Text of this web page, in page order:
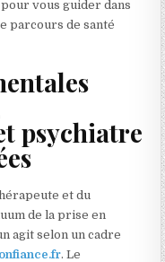
vous guider dans
parcours de santé
psychiatre
et du
de la prise en
agit selon un cadre
. Le